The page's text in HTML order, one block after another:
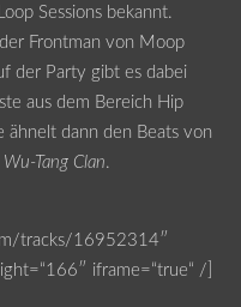
Sessions bekannt.
Frontman von Moop
der Party gibt es dabei
aus dem Bereich Hip
ähnelt dann den Beats von
Wu-Tang Clan.
tracks/16952314″
iframe=“true“ /]